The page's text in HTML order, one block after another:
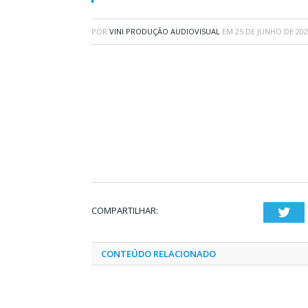
POR VINI PRODUÇÃO AUDIOVISUAL EM 25 DE JUNHO DE
COMPARTILHAR:
CONTEÚDO RELACIONADO